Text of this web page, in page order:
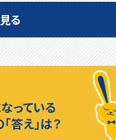
る
っている
答え」は？